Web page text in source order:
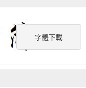
字體下載